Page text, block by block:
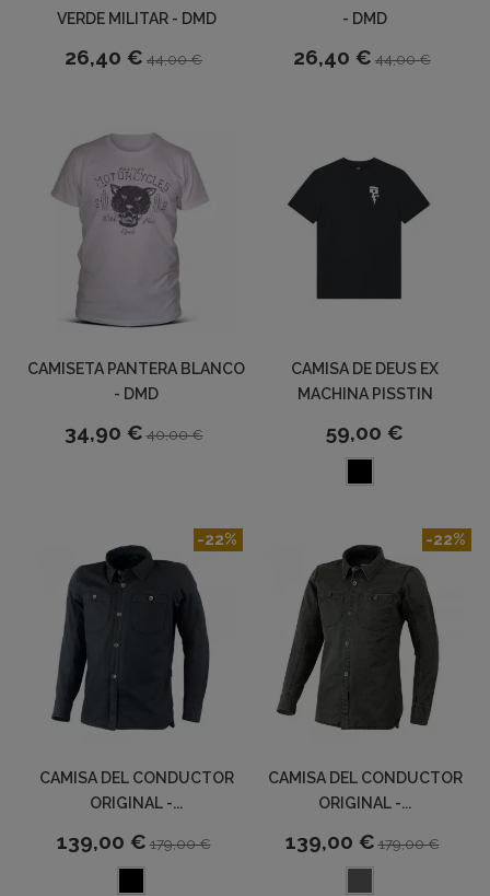
VERDE MILITAR - DMD
26,40 € 44,00 €
- DMD
26,40 € 44,00 €
CAMISETA PANTERA BLANCO
- DMD
34,90 € 40,00 €
CAMISA DE DEUS EX
MACHINA PISSTIN
59,00 €
CAMISA DEL CONDUCTOR
ORIGINAL -...
139,00 € 179,00 €
-22%
CAMISA DEL CONDUCTOR
ORIGINAL -...
139,00 € 179,00 €
-22%